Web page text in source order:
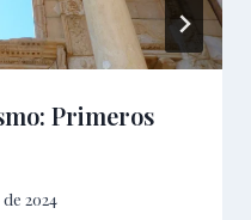
Primeros
2024